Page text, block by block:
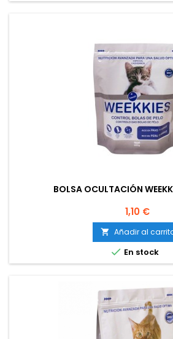
BOLSA OCULTACIÓN
Precio
1,10 €
 Añadir al
 En stock